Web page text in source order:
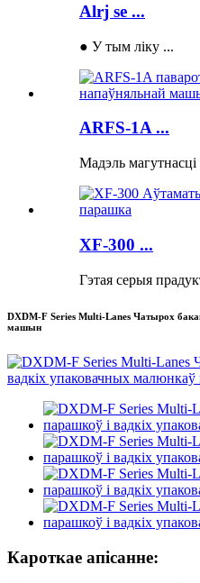
Alrj se ...
● У тым ліку ...
ARFS-1A ...
Мадэль
XF-300 ...
Гэтая серыя
DXDM-F Series Multi-Lanes Чатырох
машын
Кароткае апісанне: